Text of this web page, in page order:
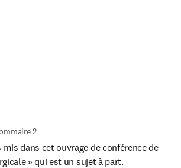
2
dans cet ouvrage de conférence de
» qui est un sujet à part.